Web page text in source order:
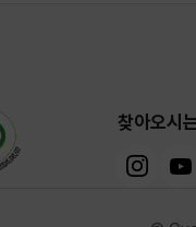
찾아오시
인스타그램
유튜